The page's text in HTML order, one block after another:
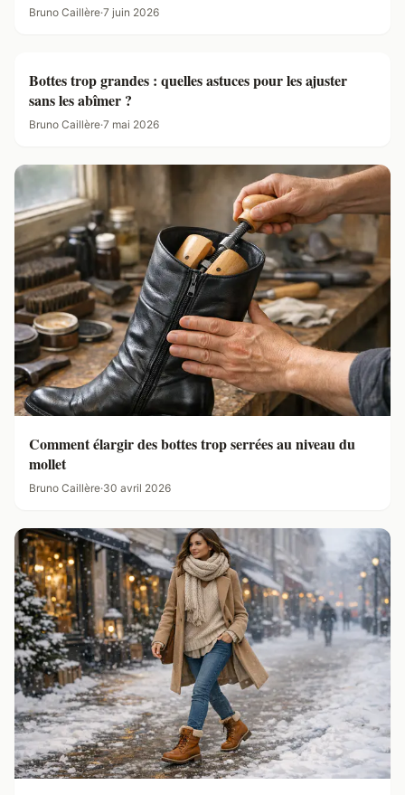
Bruno Caillère·7 juin 2026
Bottes trop grandes : quelles astuces pour les ajuster
sans les abîmer ?
Bruno Caillère·7 mai 2026
Comment élargir des bottes trop serrées au niveau du
mollet
Bruno Caillère·30 avril 2026